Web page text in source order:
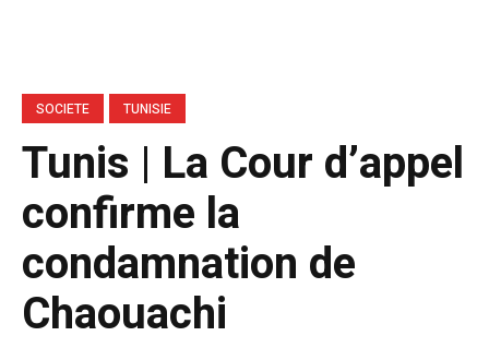
SOCIETE TUNISIE
Tunis | La Cour d’appel
confirme la
condamnation de
Chaouachi